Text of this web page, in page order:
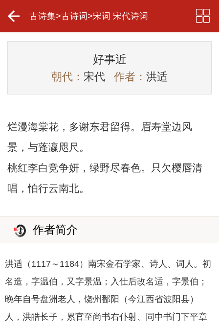
古诗集>古诗词 >宋词 宋代诗词
好事近
朝代： 宋代 作者： 洪适
烂漫海棠花，多谢东君留得。眉寿堂边风
景，与蓬瀛咫尺。
桃红李白竞争妍，绿野尽春色。只欠樱唇清
唱，怕行云南北。
作者简介
洪适（1117～1184）南宋金石学家、诗人、词人。初
名造，字温伯，又字景温；入仕后改名适，字景伯；
晚年自号盘洲老人，饶州鄱阳（今江西省波阳县）
人，洪皓长子，累官至尚书右仆射、同中书门下平章